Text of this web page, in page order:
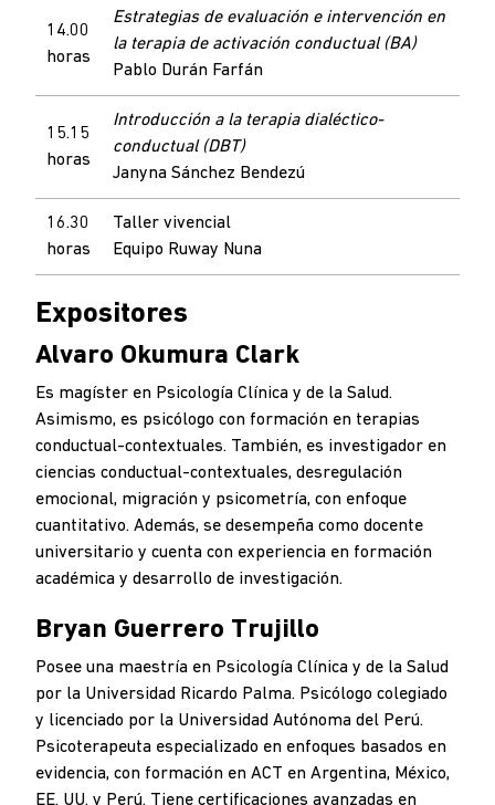
14.00
horas
Estrategias de evaluación e intervención en
la terapia de activación conductual (BA)
Pablo Durán Farfán
15.15
horas
Introducción a la terapia dialéctico-
conductual (DBT)
Janyna Sánchez Bendezú
16.30
horas
Taller vivencial
Equipo Ruway Nuna
Expositores
Alvaro Okumura Clark
Es magíster en Psicología Clínica y de la Salud.
Asimismo, es psicólogo con formación en terapias
conductual-contextuales. También, es investigador en
ciencias conductual-contextuales, desregulación
emocional, migración y psicometría, con enfoque
cuantitativo. Además, se desempeña como docente
universitario y cuenta con experiencia en formación
académica y desarrollo de investigación.
Bryan Guerrero Trujillo
Posee una maestría en Psicología Clínica y de la Salud
por la Universidad Ricardo Palma. Psicólogo colegiado
y licenciado por la Universidad Autónoma del Perú.
Psicoterapeuta especializado en enfoques basados en
evidencia, con formación en ACT en Argentina, México,
EE. UU. y Perú. Tiene certificaciones avanzadas en